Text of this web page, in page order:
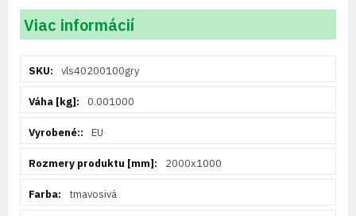
Viac informácií
informáciívls40200100gry
0.001000
EU
2000x1000
tmavosivá